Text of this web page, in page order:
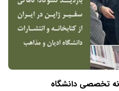
تخصصی دانشگاه